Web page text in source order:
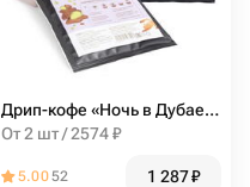
Дрип-кофе «Ночь в Дубае» 5 шт, Кантата
От 2 шт / 2574 ₽
5.0052 1 287₽